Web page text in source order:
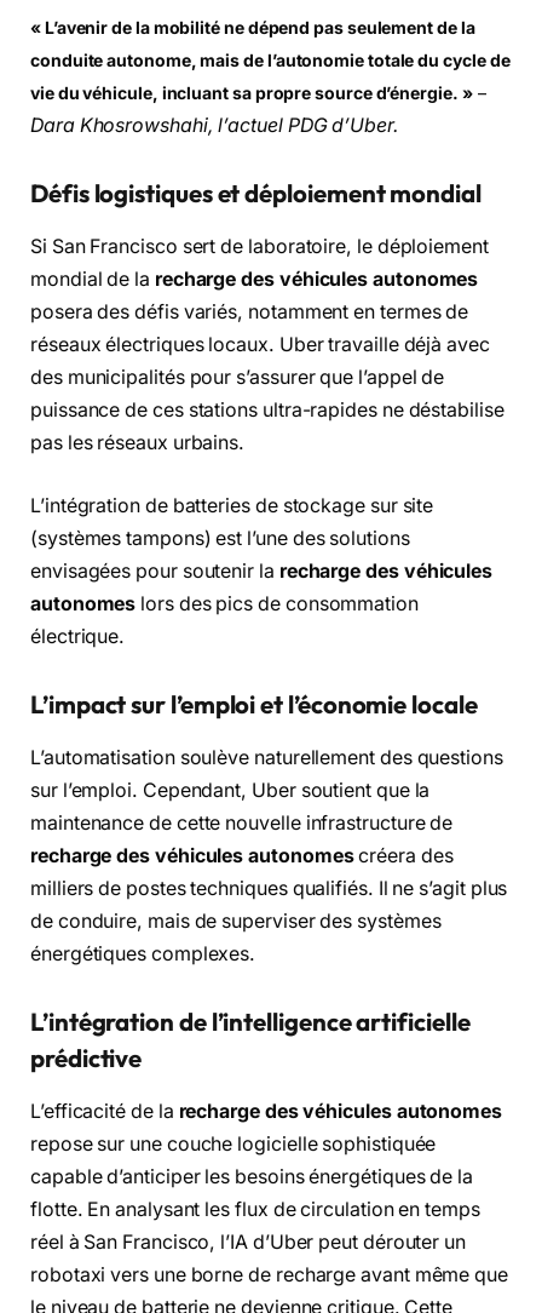
« L’avenir de la mobilité ne dépend pas seulement de la
conduite autonome, mais de l’autonomie totale du cycle de
vie du véhicule, incluant sa propre source d’énergie. »–
Dara Khosrowshahi, l’actuel PDG d’Uber.
Défis logistiques et déploiement mondial
Si San Francisco sert de laboratoire, le déploiement
mondial de la recharge des véhicules autonomes
posera des défis variés, notamment en termes de
réseaux électriques locaux. Uber travaille déjà avec
des municipalités pour s’assurer que l’appel de
puissance de ces stations ultra-rapides ne déstabilise
pas les réseaux urbains.
L’intégration de batteries de stockage sur site
(systèmes tampons) est l’une des solutions
envisagées pour soutenir la recharge des véhicules
autonomes lors des pics de consommation
électrique.
L’impact sur l’emploi et l’économie locale
L’automatisation soulève naturellement des questions
sur l’emploi. Cependant, Uber soutient que la
maintenance de cette nouvelle infrastructure de
recharge des véhicules autonomescréera des
milliers de postes techniques qualifiés. Il ne s’agit plus
de conduire, mais de superviser des systèmes
énergétiques complexes.
L’intégration de l’intelligence artificielle
prédictive
L’efficacité de la recharge des véhicules autonomes
repose sur une couche logicielle sophistiquée
capable d’anticiper les besoins énergétiques de la
flotte. En analysant les flux de circulation en temps
réel à San Francisco, l’IA d’Uber peut dérouter un
robotaxi vers une borne de recharge avant même que
le niveau de batterie ne devienne critique. Cette